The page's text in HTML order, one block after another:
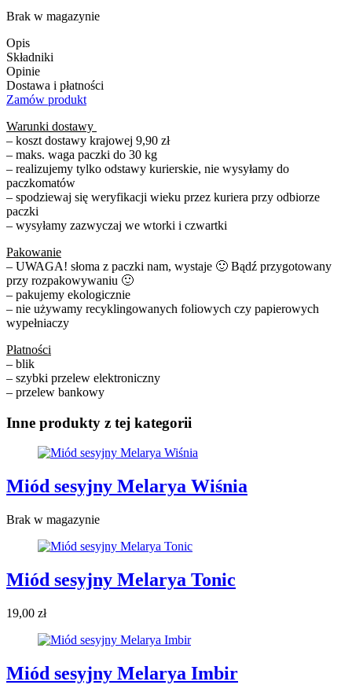
Brak w magazynie
Opis
Składniki
Opinie
Dostawa i płatności
Zamów produkt
Warunki dostawy
– koszt dostawy krajowej 9,90 zł
– maks. waga paczki do 30 kg
– realizujemy tylko odstawy kurierskie, nie wysyłamy do
paczkomatów
– spodziewaj się weryfikacji wieku przez kuriera przy odbiorze
paczki
– wysyłamy zazwyczaj we wtorki i czwartki
Pakowanie
– UWAGA! słoma z paczki nam, wystaje 🙂 Bądź przygotowany
przy rozpakowywaniu 🙂
– pakujemy ekologicznie
– nie używamy recyklingowanych foliowych czy papierowych
wypełniaczy
Płatności
– blik
– szybki przelew elektroniczny
– przelew bankowy
Inne produkty z tej kategorii
Miód sesyjny Melarya Wiśnia
Brak w magazynie
Miód sesyjny Melarya Tonic
19,00 zł
Miód sesyjny Melarya Imbir